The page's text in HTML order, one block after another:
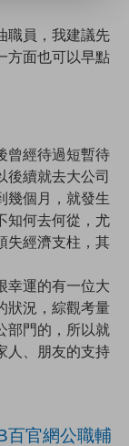
職員，我建議先
方面也可以早點
曾經待過短暫待
後續就去大公司
幾個月，就發生
知何去何從，尤
失經濟支柱，其
幸運的有一位大
狀況，綜觀考量
部門的，所以就
人、朋友的支持
百官網公職輔